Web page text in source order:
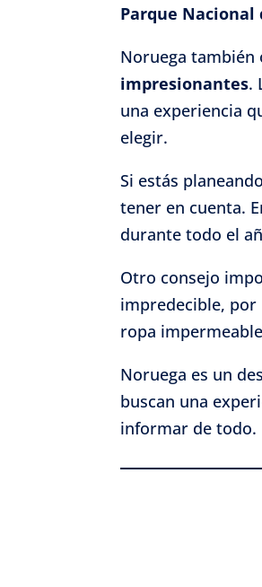
Parque Nacional
Noruega
impresionantes.
una experiencia
elegir.
Si estás
tener en cuenta.
durante todo el
Otro consejo
impredecible,
ropa
Noruega es un
buscan una
informar de todo.